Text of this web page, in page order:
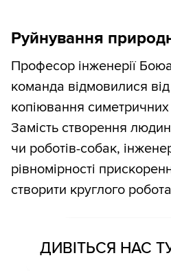
Руйнування
Професор інженерії
команда відмовилися
копіювання
Замість створення
чи роботів-собак,
рівномірності
створити круглого
ДИВІТЬСЯ НАС